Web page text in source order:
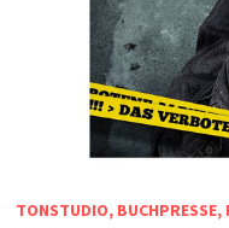
TONSTUDIO, BUCHPRESSE,